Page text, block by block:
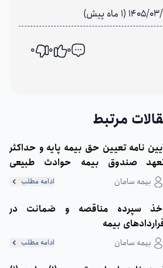
24 (1 ماه پیش)
0
0
0
مرتبط
نامه تعیین حق بیمه پایه و حداکثر
صندوق بیمه حوادث طبیعی
ساختمان
بیمه سامان ادامه مطلب
سپرده مناقصه و ضمانت در
بیمه
بیمه سامان ادامه مطلب